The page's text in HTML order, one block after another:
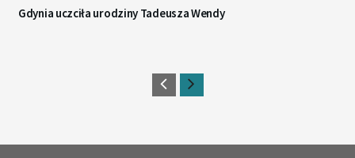
Gdynia uczciła urodziny Tadeusza Wendy